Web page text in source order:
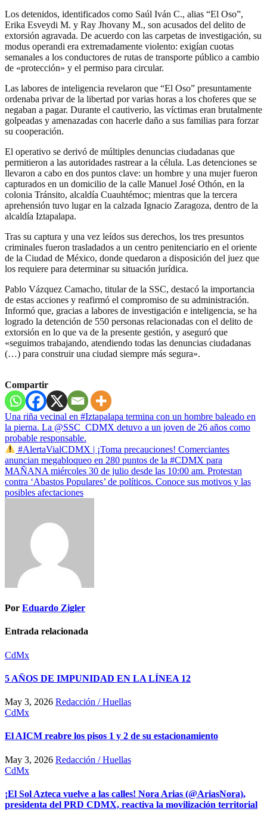
Los detenidos, identificados como Saúl Iván C., alias “El Oso”,
Erika Esveydi M. y Ray Jhovany M., son acusados del delito de
extorsión agravada. De acuerdo con las carpetas de investigación, su
modus operandi era extremadamente violento: exigían cuotas
semanales a los conductores de rutas de transporte público a cambio
de «protección» y el permiso para circular.
Las labores de inteligencia revelaron que “El Oso” presuntamente
ordenaba privar de la libertad por varias horas a los choferes que se
negaban a pagar. Durante el cautiverio, las víctimas eran brutalmente
golpeadas y amenazadas con hacerle daño a sus familias para forzar
su cooperación.
El operativo se derivó de múltiples denuncias ciudadanas que
permitieron a las autoridades rastrear a la célula. Las detenciones se
llevaron a cabo en dos puntos clave: un hombre y una mujer fueron
capturados en un domicilio de la calle Manuel José Othón, en la
colonia Tránsito, alcaldía Cuauhtémoc; mientras que la tercera
aprehensión tuvo lugar en la calzada Ignacio Zaragoza, dentro de la
alcaldía Iztapalapa.
Tras su captura y una vez leídos sus derechos, los tres presuntos
criminales fueron trasladados a un centro penitenciario en el oriente
de la Ciudad de México, donde quedaron a disposición del juez que
los requiere para determinar su situación jurídica.
Pablo Vázquez Camacho, titular de la SSC, destacó la importancia
de estas acciones y reafirmó el compromiso de su administración.
Informó que, gracias a labores de investigación e inteligencia, se ha
logrado la detención de 550 personas relacionadas con el delito de
extorsión en lo que va de la presente gestión, y aseguró que
«seguimos trabajando, atendiendo todas las denuncias ciudadanas
(…) para construir una ciudad siempre más segura».
Compartir
Navegación
de
entradas
Una riña vecinal en #Iztapalapa termina con un hombre baleado en
la pierna. La @SSC_CDMX detuvo a un joven de 26 años como
probable responsable.
#AlertaVialCDMX | ¡Toma precauciones! Comerciantes
anuncian megabloqueo en 280 puntos de la #CDMX para
MAÑANA miércoles 30 de julio desde las 10:00 am. Protestan
contra ‘Abastos Populares’ de políticos. Conoce sus motivos y las
posibles afectaciones
Por Eduardo Zigler
Entrada relacionada
CdMx
5 AÑOS DE IMPUNIDAD EN LA LÍNEA 12
May 3, 2026 Redacción / Huellas
CdMx
El AICM reabre los pisos 1 y 2 de su estacionamiento
May 3, 2026 Redacción / Huellas
CdMx
¡El Sol Azteca vuelve a las calles! Nora Arias (@AriasNora),
presidenta del PRD CDMX, reactiva la movilización territorial